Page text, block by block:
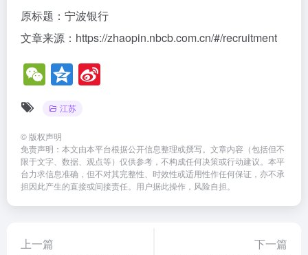
原标题：宁波银行
文章来源：https://zhaopin.nbcb.com.cn/#/recruitment
W
e
C
h
at
Q
z
o
n
e
W
ei
b
o
江苏
© 版权声明
免责声明：本文由本平台根据公开信息整理或撰写。文章内容（包括但不
限于文字、数据、观点等）仅供参考，不构成任何决策或行动建议。本平
台力求信息准确，但不对其完整性、时效性或适用性作任何保证，亦不承
担因此产生的直接或间接责任。用户据此操作，风险自担。
上一篇 下一篇